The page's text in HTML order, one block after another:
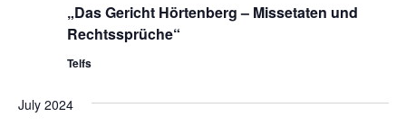
„Das Gericht Hörtenberg – Missetaten und
Rechtssprüche“
Telfs
July 2024